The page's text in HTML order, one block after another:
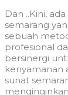
Dan ..Kini,
semarang
sebuah
profesional
bersinergi
kenyamanan
sunat